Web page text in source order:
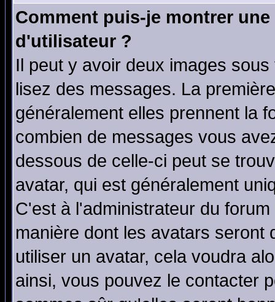
Comment puis-je montrer
d'utilisateur ?
Il peut y avoir deux images
lisez des messages. La
généralement elles prennent la
combien de messages vous
dessous de celle-ci peut se
avatar, qui est généralement
C'est à l'administrateur du
manière dont les avatars seront
utiliser un avatar, cela voudra
ainsi, vous pouvez le contacter